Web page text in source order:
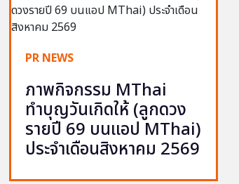
PR NEWS
ภาพกิจกรรม MThai
ทำบุญวันเกิดให้ (ลูกดวง
รายปี 69 บนแอป MThai)
ประจำเดือนสิงหาคม 2569